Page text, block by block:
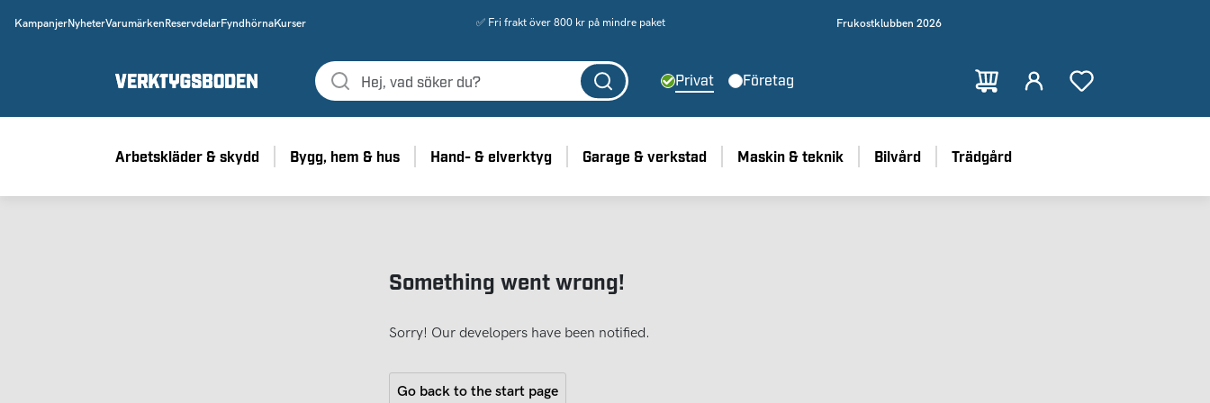
KampanjerNyheterVarumärken ReservdelarFyndhörnaKurser ✅ Fri frakt över 800 kr på mindre paket Frukostklubben 2026
Privat Företag
Arbetskläder & skydd Bygg, hem & hus Hand- & elverktyg Garage & verkstad Maskin & teknik Bilvård Trädgård
Something went wrong!
Sorry! Our developers have been notified.
Go back to the start page